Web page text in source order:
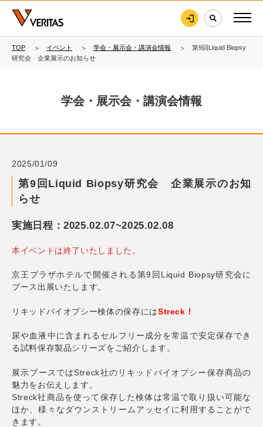
TOP イベント 学会・展示会・講演会情報
第9回Liquid Biopsy
研究会 企業展示のお知らせ
学会・展示会・講演会情報
2025/01/09
第9回Liquid Biopsy研究会 企業展示のお知
らせ
実施日程：2025.02.07~2025.02.08
本イベントは終了いたしました。
京王プラザホテルで開催される第9回Liquid Biopsy研究会に
ブース出展いたします。
リキッドバイオプシー検体の保存にはStreck！
尿や血液中に含まれるセルフリー成分を常温で安定保存でき
る試料保存製品シリーズをご紹介します。
展示ブースではStreck社のリキッドバイオプシー保存商品の
魅力をお伝えします。
Streck社商品を使って保存した検体は常温で取り扱い可能な
ほか、様々なダウンストリームアッセイに利用することがで
きます。